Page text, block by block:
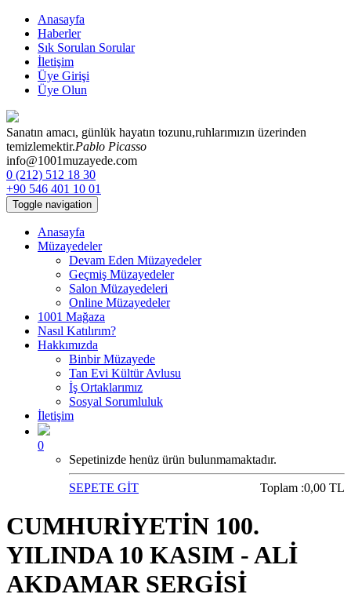
Anasayfa
Haberler
Sık Sorulan Sorular
İletişim
Üye Girişi
Üye Olun
Sanatın amacı, günlük hayatın tozunu,ruhlarımızın üzerinden
temizlemektir.Pablo Picasso
info@1001muzayede.com
0 (212) 512 18 30
+90 546 401 10 01
Toggle navigation
Anasayfa
Müzayedeler
Devam Eden Müzayedeler
Geçmiş Müzayedeler
Salon Müzayedeleri
Online Müzayedeler
1001 Mağaza
Nasıl Katılırım?
Hakkımızda
Binbir Müzayede
Tan Evi Kültür Avlusu
İş Ortaklarımız
Sosyal Sorumluluk
İletişim
0
Sepetinizde henüz ürün bulunmamaktadır.
Toplam :0,00 TL
SEPETE GİT
CUMHURİYETİN 100.
YILINDA 10 KASIM - ALİ
AKDAMAR SERGİSİ